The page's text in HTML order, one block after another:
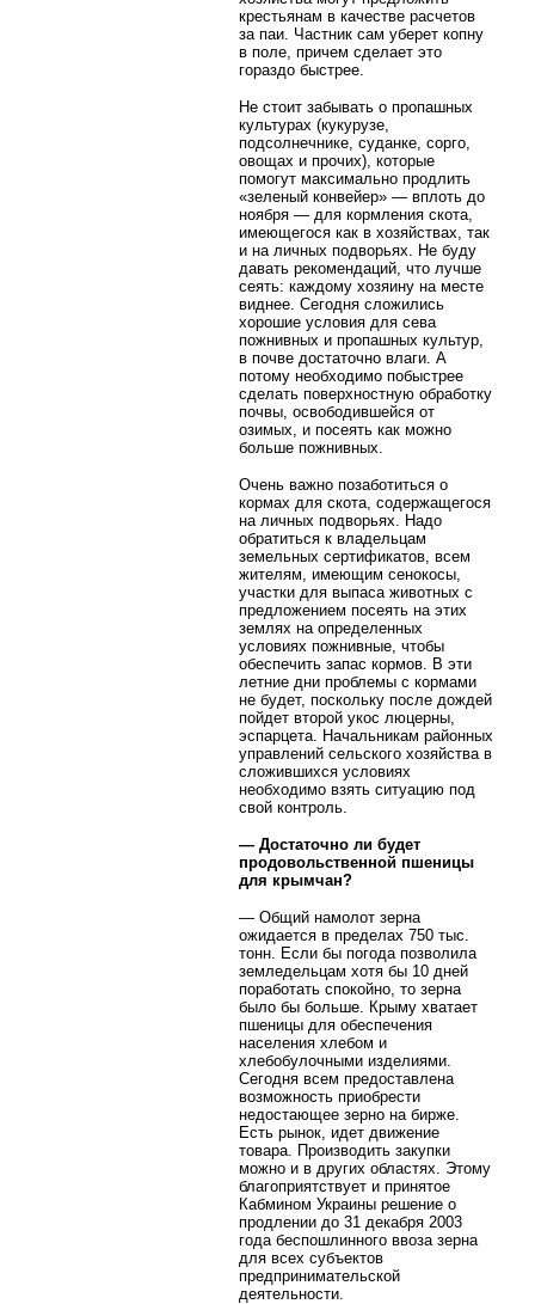
крестьянам в качестве расчетов
за паи. Частник сам уберет копну
в поле, причем сделает это
гораздо быстрее.
Не стоит забывать о пропашных
культурах (кукурузе,
подсолнечнике, суданке, сорго,
овощах и прочих), которые
помогут максимально продлить
«зеленый конвейер» — вплоть до
ноября — для кормления скота,
имеющегося как в хозяйствах, так
и на личных подворьях. Не буду
давать рекомендаций, что лучше
сеять: каждому хозяину на месте
виднее. Сегодня сложились
хорошие условия для сева
пожнивных и пропашных культур,
в почве достаточно влаги. А
потому необходимо побыстрее
сделать поверхностную обработку
почвы, освободившейся от
озимых, и посеять как можно
больше пожнивных.
Очень важно позаботиться о
кормах для скота, содержащегося
на личных подворьях. Надо
обратиться к владельцам
земельных сертификатов, всем
жителям, имеющим сенокосы,
участки для выпаса животных с
предложением посеять на этих
землях на определенных
условиях пожнивные, чтобы
обеспечить запас кормов. В эти
летние дни проблемы с кормами
не будет, поскольку после дождей
пойдет второй укос люцерны,
эспарцета. Начальникам районных
управлений сельского хозяйства в
сложившихся условиях
необходимо взять ситуацию под
свой контроль.
— Достаточно ли будет
продовольственной пшеницы
для крымчан?
— Общий намолот зерна
ожидается в пределах 750 тыс.
тонн. Если бы погода позволила
земледельцам хотя бы 10 дней
поработать спокойно, то зерна
было бы больше. Крыму хватает
пшеницы для обеспечения
населения хлебом и
хлебобулочными изделиями.
Сегодня всем предоставлена
возможность приобрести
недостающее зерно на бирже.
Есть рынок, идет движение
товара. Производить закупки
можно и в других областях. Этому
благоприятствует и принятое
Кабмином Украины решение о
продлении до 31 декабря 2003
года беспошлинного ввоза зерна
для всех субъектов
предпринимательской
деятельности.